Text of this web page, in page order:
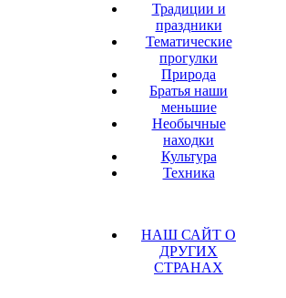
Традиции и
праздники
Тематические
прогулки
Природа
Братья наши
меньшие
Необычные
находки
Культура
Техника
НАШ САЙТ О
ДРУГИХ
СТРАНАХ